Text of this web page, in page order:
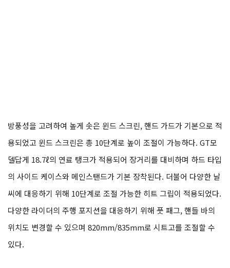
방풍성을 고려하여 높게 솟은 윈드 스크린, 핸드 가드가 기본으로 적
용되었고 윈드 스크린은 총 10단계로 높이 조절이 가능하다. GT모
델답게 18.7ℓ의 연료 탱크가 적용되어 장거리를 대비하며 하드 타입
의 사이드 케이스와 메인스탠드가 기본 장착된다. 더불어 다양한 날
씨에 대응하기 위해 10단계로 조절 가능한 히트 그립이 적용되었다.
다양한 라이더의 주행 포지션을 대응하기 위해 풋 패그, 핸들 바의
위치도 변경할 수 있으며 820mm/835mm로 시트고를 조절할 수
있다.